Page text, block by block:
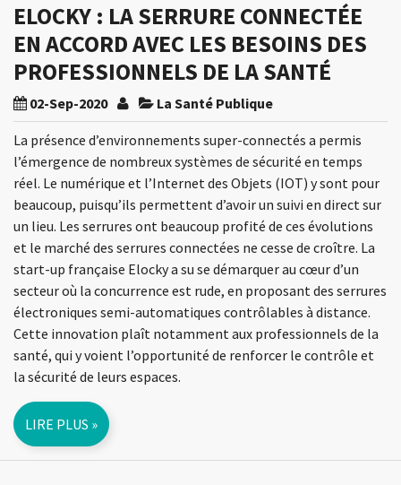
ELOCKY : LA SERRURE CONNECTÉE
EN ACCORD AVEC LES BESOINS DES
PROFESSIONNELS DE LA SANTÉ
02-Sep-2020 La Santé Publique
La présence d’environnements super-connectés a permis
l’émergence de nombreux systèmes de sécurité en temps
réel. Le numérique et l’Internet des Objets (IOT) y sont pour
beaucoup, puisqu’ils permettent d’avoir un suivi en direct sur
un lieu. Les serrures ont beaucoup profité de ces évolutions
et le marché des serrures connectées ne cesse de croître. La
start-up française Elocky a su se démarquer au cœur d’un
secteur où la concurrence est rude, en proposant des serrures
électroniques semi-automatiques contrôlables à distance.
Cette innovation plaît notamment aux professionnels de la
santé, qui y voient l’opportunité de renforcer le contrôle et
la sécurité de leurs espaces.
LIRE PLUS »